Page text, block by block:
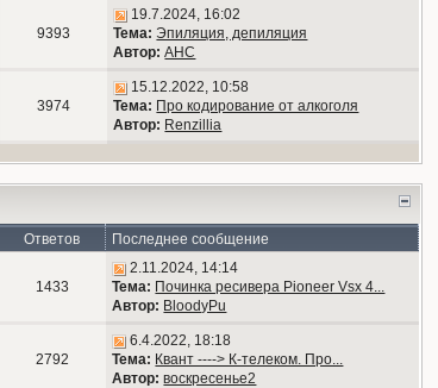
9393
19.7.2024, 16:02
Тема: Эпиляция, депиляция
Автор: АНС
3974
15.12.2022, 10:58
Тема: Про кодирование от алкоголя
Автор: Renzillia
Ответов Последнее сообщение
1433
2.11.2024, 14:14
Тема: Починка ресивера Pioneer Vsx 4...
Автор: BloodyPu
2792
6.4.2022, 18:18
Тема: Квант ----> К-телеком. Про...
Автор: воскресенье2